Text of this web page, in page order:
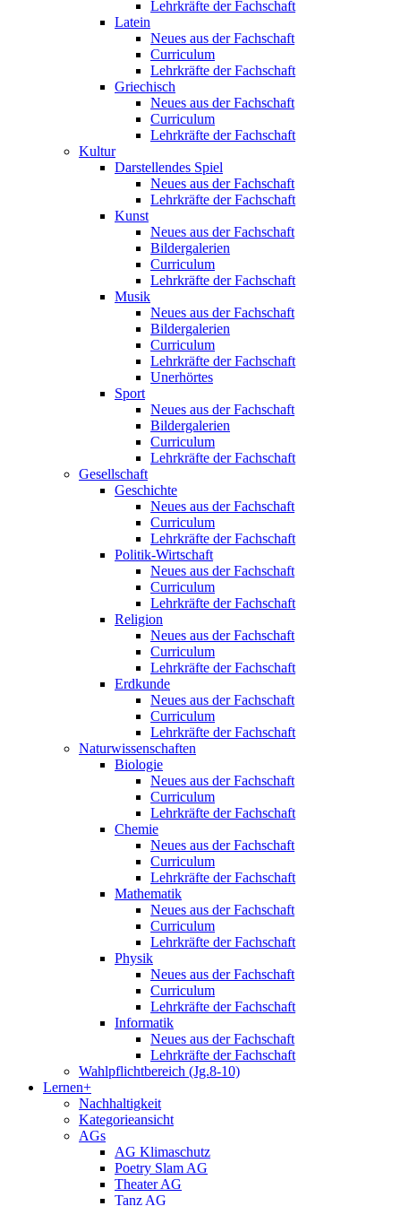
Lehrkräfte der Fachschaft
Latein
Neues aus der Fachschaft
Curriculum
Lehrkräfte der Fachschaft
Griechisch
Neues aus der Fachschaft
Curriculum
Lehrkräfte der Fachschaft
Kultur
Darstellendes Spiel
Neues aus der Fachschaft
Lehrkräfte der Fachschaft
Kunst
Neues aus der Fachschaft
Bildergalerien
Curriculum
Lehrkräfte der Fachschaft
Musik
Neues aus der Fachschaft
Bildergalerien
Curriculum
Lehrkräfte der Fachschaft
Unerhörtes
Sport
Neues aus der Fachschaft
Bildergalerien
Curriculum
Lehrkräfte der Fachschaft
Gesellschaft
Geschichte
Neues aus der Fachschaft
Curriculum
Lehrkräfte der Fachschaft
Politik-Wirtschaft
Neues aus der Fachschaft
Curriculum
Lehrkräfte der Fachschaft
Religion
Neues aus der Fachschaft
Curriculum
Lehrkräfte der Fachschaft
Erdkunde
Neues aus der Fachschaft
Curriculum
Lehrkräfte der Fachschaft
Naturwissenschaften
Biologie
Neues aus der Fachschaft
Curriculum
Lehrkräfte der Fachschaft
Chemie
Neues aus der Fachschaft
Curriculum
Lehrkräfte der Fachschaft
Mathematik
Neues aus der Fachschaft
Curriculum
Lehrkräfte der Fachschaft
Physik
Neues aus der Fachschaft
Curriculum
Lehrkräfte der Fachschaft
Informatik
Neues aus der Fachschaft
Lehrkräfte der Fachschaft
Wahlpflichtbereich (Jg.8-10)
Lernen+
Nachhaltigkeit
Kategorieansicht
AGs
AG Klimaschutz
Poetry Slam AG
Theater AG
Tanz AG